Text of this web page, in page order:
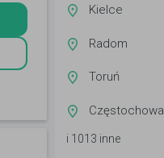
Kielce
Radom
Toruń
Częstochowa
i 1013 inne